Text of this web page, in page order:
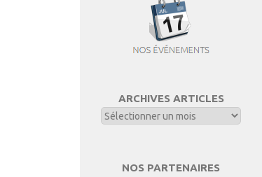
ARCHIVES ARTICLES
NOS PARTENAIRES